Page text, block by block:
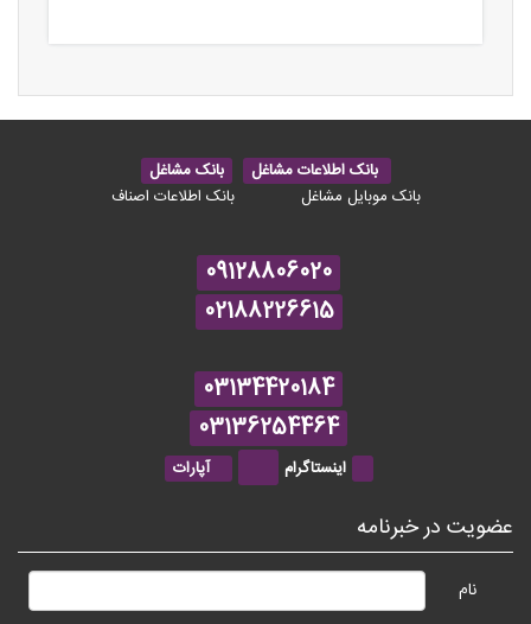
بانک اطلاعات مشاغل
بانک مشاغل
بانک موبایل مشاغل
بانک اطلاعات اصناف
09128806020
02188226615
03134420184
03136254464
اینستاگرام آپارات
عضویت در خبرنامه
نام